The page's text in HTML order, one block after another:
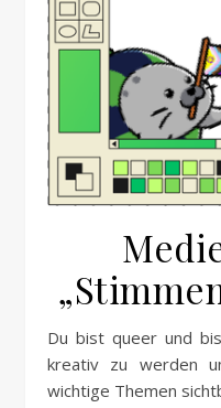
Du bist queer und bis 27 Jahre alt? Du hast Lust,
kreativ zu werden
wichtige Themen